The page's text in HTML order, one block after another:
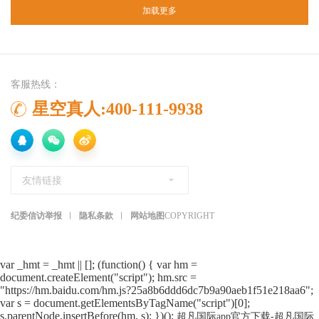
加载更多
客服热线：
星空真人:400-111-9938
纪委信访举报 隐私条款 网站地图
友情链接
COPYRIGHT
var _hmt = _hmt || []; (function() { var hm =
document.createElement("script"); hm.src =
"https://hm.baidu.com/hm.js?25a8b6ddd6dc7b9a90aeb1f51e218aa6";
var s = document.getElementsByTagName("script")[0];
s.parentNode.insertBefore(hm, s); })(); 超凡国际app官方下载-超凡国际